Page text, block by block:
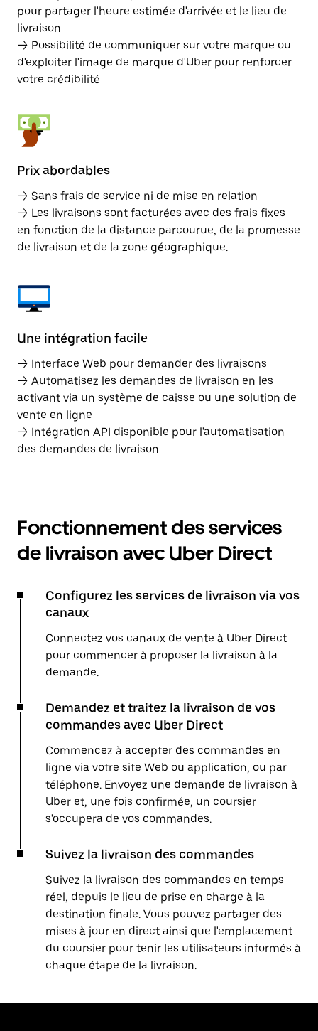
pour partager l'heure estimée d'arrivée et le lieu de
livraison
→ Possibilité de communiquer sur votre marque ou
d'exploiter l'image de marque d'Uber pour renforcer
votre crédibilité
Prix abordables
→ Sans frais de service ni de mise en relation
→ Les livraisons sont facturées avec des frais fixes
en fonction de la distance parcourue, de la promesse
de livraison et de la zone géographique.
Une intégration facile
→ Interface Web pour demander des livraisons
→ Automatisez les demandes de livraison en les
activant via un système de caisse ou une solution de
vente en ligne
→ Intégration API disponible pour l'automatisation
des demandes de livraison
Fonctionnement des services
de livraison avec Uber Direct
Configurez les services de livraison via vos
canaux
Connectez vos canaux de vente à Uber Direct
pour commencer à proposer la livraison à la
demande.
Demandez et traitez la livraison de vos
commandes avec Uber Direct
Commencez à accepter des commandes en
ligne via votre site Web ou application, ou par
téléphone. Envoyez une demande de livraison à
Uber et, une fois confirmée, un coursier
s'occupera de vos commandes.
Suivez la livraison des commandes
Suivez la livraison des commandes en temps
réel, depuis le lieu de prise en charge à la
destination finale. Vous pouvez partager des
mises à jour en direct ainsi que l'emplacement
du coursier pour tenir les utilisateurs informés à
chaque étape de la livraison.